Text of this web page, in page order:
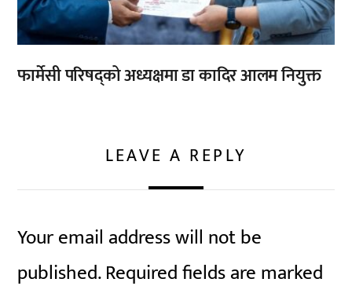
फार्मेसी परिषद्को अध्यक्षमा डा कादिर आलम नियुक्त
LEAVE A REPLY
Your email address will not be
published.Required fields are marked